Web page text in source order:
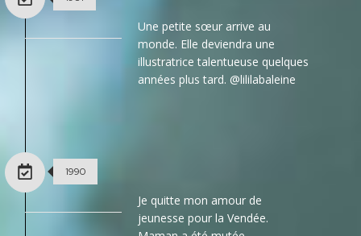
Une petite sœur arrive au
monde. Elle deviendra une
illustratrice talentueuse quelques
années plus tard. @lililabaleine
Je quitte mon amour de
jeunesse pour la Vendée.
1990